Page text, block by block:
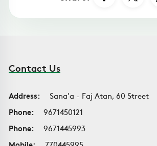
Contact Us
Address:
Sana'a - Faj Atan, 60 Street
Phone:
9671450121
Phone:
9671445993